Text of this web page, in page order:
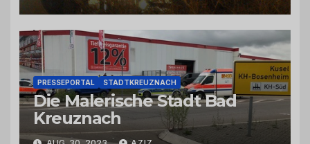
PRESSEPORTAL STADTKREUZNACH
Die Malerische Stadt Bad
Kreuznach